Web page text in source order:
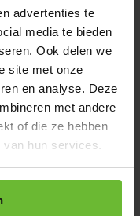
advertenties te
media te bieden
Ook delen we
site met onze
en analyse. Deze
met andere
of die ze hebben
hun services.
Vergelijk